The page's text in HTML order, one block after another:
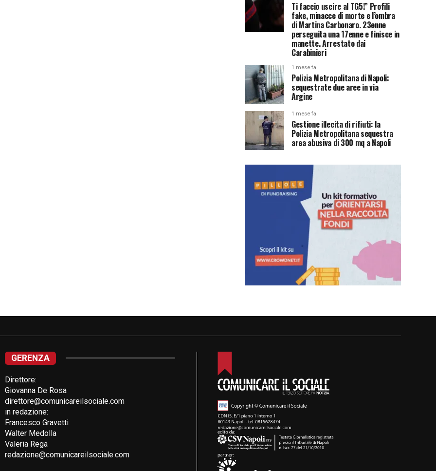
Ti faccio uscire al TG5!” Profili
fake, minacce di morte e l’ombra
di Martina Carbonaro. 23enne
perseguita una 17enne e finisce in
manette. Arrestato dai
Carabinieri
1 mese fa
Polizia Metropolitana di Napoli:
sequestrate due aree in via
Argine
1 mese fa
Gestione illecita di rifiuti: la
Polizia Metropolitana sequestra
area abusiva di 300 mq a Napoli
GERENZA
Direttore:
Giovanna De Rosa
direttore@comunicareilsociale.com
in redazione:
Francesco Gravetti
Walter Medolla
Valeria Rega
redazione@comunicareilsociale.com